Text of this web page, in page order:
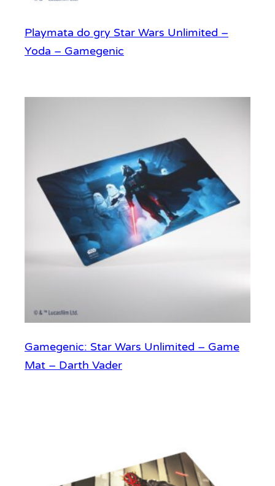
Playmata do gry Star Wars Unlimited –
Yoda – Gamegenic
Gamegenic: Star Wars Unlimited – Game
Mat – Darth Vader